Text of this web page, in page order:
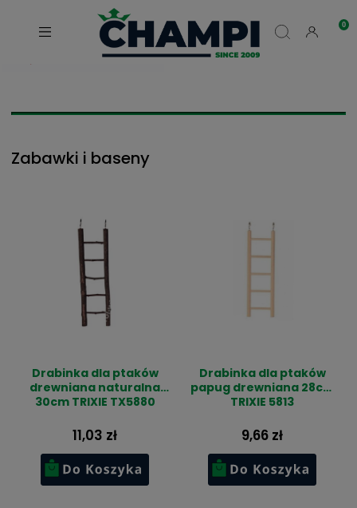
Zabawki i baseny
Drabinka dla ptaków
drewniana naturalna
30cm TRIXIE TX5880
11,03 zł
Drabinka dla ptaków
papug drewniana 28cm
TRIXIE 5813
9,66 zł